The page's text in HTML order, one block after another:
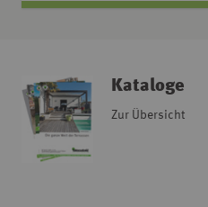
Kataloge
Zur Übersicht